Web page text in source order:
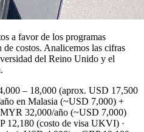
a favor de los programas
costos. Analicemos las cifras
del Reino Unido y el
– 18,000 (aprox. USD 17,500
en Malasia (~USD 7,000) +
32,000/año (~USD 7,000)
12,180 (costo de visa UKVI) ·